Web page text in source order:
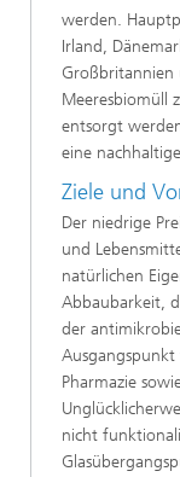
werden.
Irland,
Großbritannien
Meeresbiomüll
entsorgt
eine
Ziele und
Der niedrige
und
natürlichen
Abbaubarkeit,
der
Pharmazie
nicht